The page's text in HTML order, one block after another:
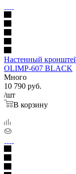
Настенный
OLIMP-607 BLACK
Много
10 790 руб.
/шт
В корзину